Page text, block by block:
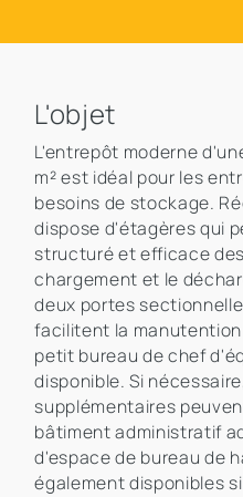
L'objet
L'entrepôt moderne
m² est idéal pour les
besoins de stockage.
dispose d'étagères qui
structuré et efficace
chargement et le
deux portes
facilitent la
petit bureau de chef
disponible. Si
supplémentaires
bâtiment administratif
d'espace de bureau de
également disponibles